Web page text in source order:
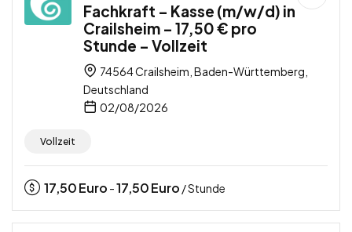
Fachkraft – Kasse (m/w/d) in
Crailsheim – 17,50 € pro
Stunde – Vollzeit
74564 Crailsheim, Baden-Württemberg,
Deutschland
02/08/2026
Vollzeit
17,50Euro -17,50Euro / Stunde